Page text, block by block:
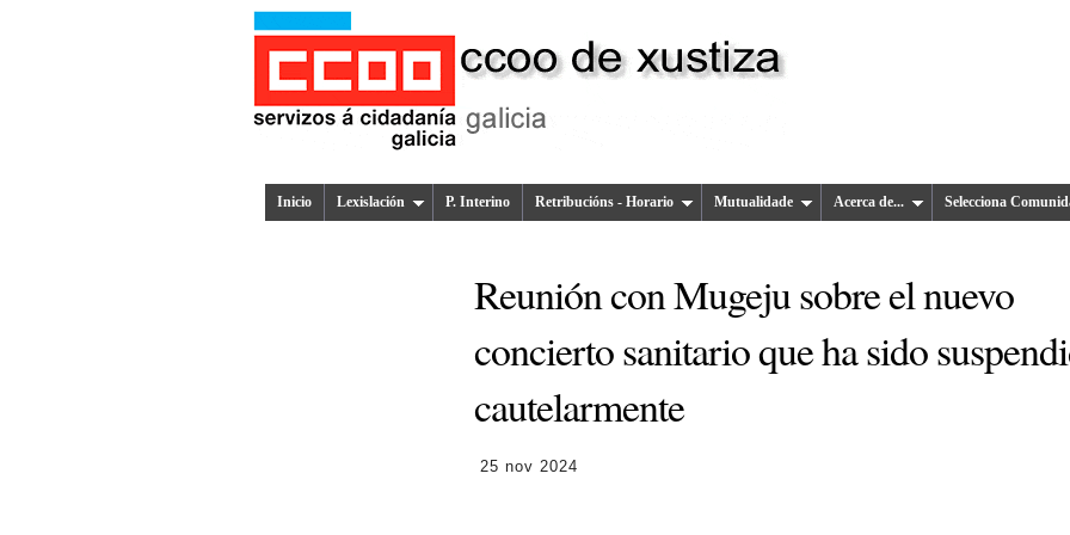
Inicio Lexislación P. Interino Retribucións - Horario Mutualidade Acerca de... Selecciona
Reunión con Mugeju sobre el nuevo
concierto sanitario que ha sido
cautelarmente
25 nov 2024